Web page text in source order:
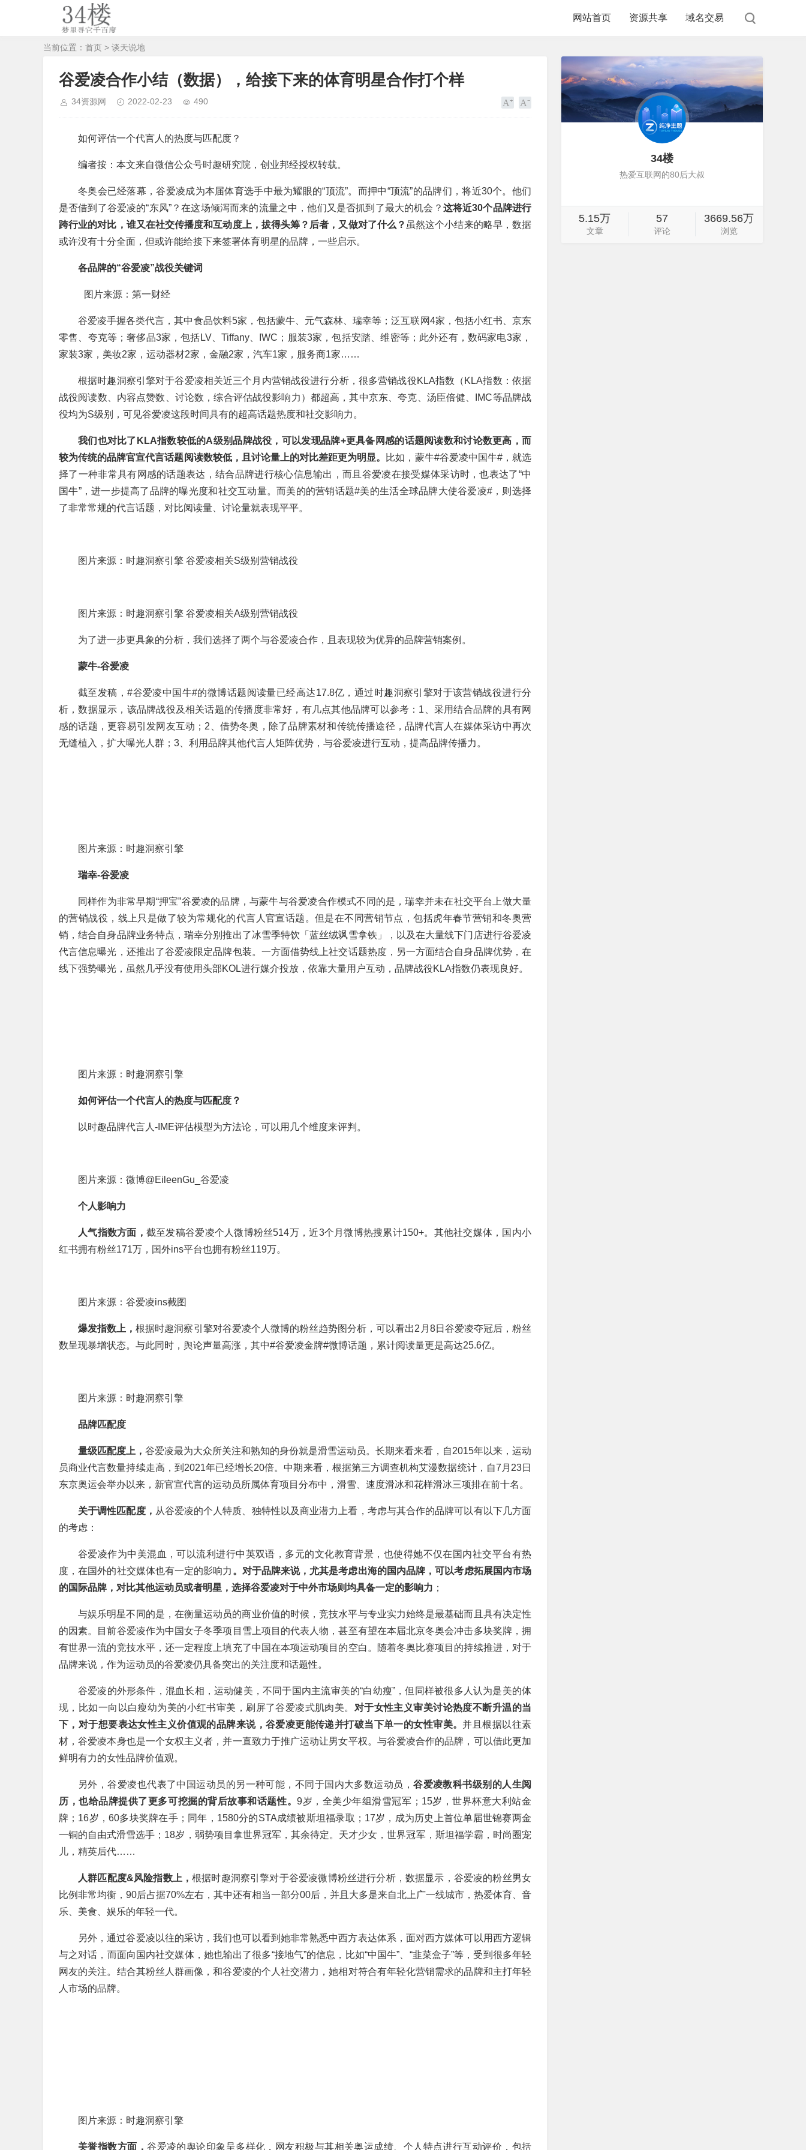
网站首页 资源共享 域名交易
当前位置： 首页 > 谈天说地
谷爱凌合作小结（数据），给接下来的体育明星合作打个样
34资源网 2022-02-23 490
如何评估一个代言人的热度与匹配度？
编者按：本文来自微信公众号时趣研究院，创业邦经授权转载。
冬奥会已经落幕，谷爱凌成为本届体育选手中最为耀眼的“顶流”。而押中“顶流”的品牌们，将近30个。他们
是否借到了谷爱凌的“东风”？在这场倾泻而来的流量之中，他们又是否抓到了最大的机会？ 这将近30个品牌进行
跨行业的对比，谁又在社交传播度和互动度上，拔得头筹？后者，又做对了什么？ 虽然这个小结来的略早，数据
或许没有十分全面，但或许能给接下来签署体育明星的品牌，一些启示。
各品牌的“谷爱凌”战役关键词
图片来源：第一财经
谷爱凌手握各类代言，其中食品饮料5家，包括蒙牛、元气森林、瑞幸等；泛互联网4家，包括小红书、京东
零售、夸克等；奢侈品3家，包括LV、Tiffany、IWC；服装3家，包括安踏、维密等；此外还有，数码家电3家，
家装3家，美妆2家，运动器材2家，金融2家，汽车1家，服务商1家……
根据时趣洞察引擎对于谷爱凌相关近三个月内营销战役进行分析，很多营销战役KLA指数（KLA指数：依据
战役阅读数、内容点赞数、讨论数，综合评估战役影响力）都超高，其中京东、夸克、汤臣倍健、IMC等品牌战
役均为S级别，可见谷爱凌这段时间具有的超高话题热度和社交影响力。
我们也对比了KLA指数较低的A级别品牌战役，可以发现品牌+更具备网感的话题阅读数和讨论数更高，而
较为传统的品牌官宣代言话题阅读数较低，且讨论量上的对比差距更为明显。 比如，蒙牛#谷爱凌中国牛#，就选
择了一种非常具有网感的话题表达，结合品牌进行核心信息输出，而且谷爱凌在接受媒体采访时，也表达了“中
国牛”，进一步提高了品牌的曝光度和社交互动量。而美的的营销话题#美的生活全球品牌大使谷爱凌#，则选择
了非常常规的代言话题，对比阅读量、讨论量就表现平平。
图片来源：时趣洞察引擎 谷爱凌相关S级别营销战役
图片来源：时趣洞察引擎 谷爱凌相关A级别营销战役
为了进一步更具象的分析，我们选择了两个与谷爱凌合作，且表现较为优异的品牌营销案例。
蒙牛-谷爱凌
截至发稿，#谷爱凌中国牛#的微博话题阅读量已经高达17.8亿，通过时趣洞察引擎对于该营销战役进行分
析，数据显示，该品牌战役及相关话题的传播度非常好，有几点其他品牌可以参考：1、采用结合品牌的具有网
感的话题，更容易引发网友互动；2、借势冬奥，除了品牌素材和传统传播途径，品牌代言人在媒体采访中再次
无缝植入，扩大曝光人群；3、利用品牌其他代言人矩阵优势，与谷爱凌进行互动，提高品牌传播力。
图片来源：时趣洞察引擎
瑞幸-谷爱凌
同样作为非常早期“押宝”谷爱凌的品牌，与蒙牛与谷爱凌合作模式不同的是，瑞幸并未在社交平台上做大量
的营销战役，线上只是做了较为常规化的代言人官宣话题。但是在不同营销节点，包括虎年春节营销和冬奥营
销，结合自身品牌业务特点，瑞幸分别推出了冰雪季特饮「蓝丝绒飒雪拿铁」，以及在大量线下门店进行谷爱凌
代言信息曝光，还推出了谷爱凌限定品牌包装。一方面借势线上社交话题热度，另一方面结合自身品牌优势，在
线下强势曝光，虽然几乎没有使用头部KOL进行媒介投放，依靠大量用户互动，品牌战役KLA指数仍表现良好。
图片来源：时趣洞察引擎
如何评估一个代言人的热度与匹配度？
以时趣品牌代言人-IME评估模型为方法论，可以用几个维度来评判。
图片来源：微博@EileenGu_谷爱凌
个人影响力
人气指数方面， 截至发稿谷爱凌个人微博粉丝514万，近3个月微博热搜累计150+。其他社交媒体，国内小
红书拥有粉丝171万，国外ins平台也拥有粉丝119万。
图片来源：谷爱凌ins截图
爆发指数上，根据时趣洞察引擎对谷爱凌个人微博的粉丝趋势图分析，可以看出2月8日谷爱凌夺冠后，粉丝
数呈现暴增状态。与此同时，舆论声量高涨，其中#谷爱凌金牌#微博话题，累计阅读量更是高达25.6亿。
图片来源：时趣洞察引擎
品牌匹配度
量级匹配度上， 谷爱凌最为大众所关注和熟知的身份就是滑雪运动员。长期来看来看，自2015年以来，运动
员商业代言数量持续走高，到2021年已经增长20倍。中期来看，根据第三方调查机构艾漫数据统计，自7月23日
东京奥运会举办以来，新官宣代言的运动员所属体育项目分布中，滑雪、速度滑冰和花样滑冰三项排在前十名。
关于调性匹配度， 从谷爱凌的个人特质、独特性以及商业潜力上看，考虑与其合作的品牌可以有以下几方面
的考虑：
谷爱凌作为中美混血，可以流利进行中英双语，多元的文化教育背景，也使得她不仅在国内社交平台有热
度，在国外的社交媒体也有一定的影响力 。对于品牌来说，尤其是考虑出海的国内品牌，可以考虑拓展国内市场
的国际品牌，对比其他运动员或者明星，选择谷爱凌对于中外市场则均具备一定的影响力 ；
与娱乐明星不同的是，在衡量运动员的商业价值的时候，竞技水平与专业实力始终是最基础而且具有决定性
的因素。目前谷爱凌作为中国女子冬季项目雪上项目的代表人物，甚至有望在本届北京冬奥会冲击多块奖牌，拥
有世界一流的竞技水平，还一定程度上填充了中国在本项运动项目的空白。随着冬奥比赛项目的持续推进，对于
品牌来说，作为运动员的谷爱凌仍具备突出的关注度和话题性。
谷爱凌的外形条件，混血长相，运动健美，不同于国内主流审美的“白幼瘦”，但同样被很多人认为是美的体
现，比如一向以白瘦幼为美的小红书审美，刷屏了谷爱凌式肌肉美。 对于女性主义审美讨论热度不断升温的当
下，对于想要表达女性主义价值观的品牌来说，谷爱凌更能传递并打破当下单一的女性审美。并且根据以往素
材，谷爱凌本身也是一个女权主义者，并一直致力于推广运动让男女平权。与谷爱凌合作的品牌，可以借此更加
鲜明有力的女性品牌价值观。
另外，谷爱凌也代表了中国运动员的另一种可能，不同于国内大多数运动员，谷爱凌教科书级别的人生阅
历，也给品牌提供了更多可挖掘的背后故事和话题性。9岁，全美少年组滑雪冠军；15岁，世界杯意大利站金
牌；16岁，60多块奖牌在手；同年，1580分的STA成绩被斯坦福录取；17岁，成为历史上首位单届世锦赛两金
一铜的自由式滑雪选手；18岁，弱势项目拿世界冠军，其余待定。天才少女，世界冠军，斯坦福学霸，时尚圈宠
儿，精英后代……
人群匹配度&风险指数上，根据时趣洞察引擎对于谷爱凌微博粉丝进行分析，数据显示，谷爱凌的粉丝男女
比例非常均衡，90后占据70%左右，其中还有相当一部分00后，并且大多是来自北上广一线城市，热爱体育、音
乐、美食、娱乐的年轻一代。
另外，通过谷爱凌以往的采访，我们也可以看到她非常熟悉中西方表达体系，面对西方媒体可以用西方逻辑
与之对话，而面向国内社交媒体，她也输出了很多“接地气”的信息，比如“中国牛”、“韭菜盒子”等，受到很多年轻
网友的关注。结合其粉丝人群画像，和谷爱凌的个人社交潜力，她相对符合有年轻化营销需求的品牌和主打年轻
人市场的品牌。
图片来源：时趣洞察引擎
美誉指数方面，谷爱凌的舆论印象呈多样化，网友积极与其相关奥运成绩、个人特点进行互动评价，包括
34楼
热爱互联网的80后大叔
5.15万
文章
57
评论
3669.56万
浏览